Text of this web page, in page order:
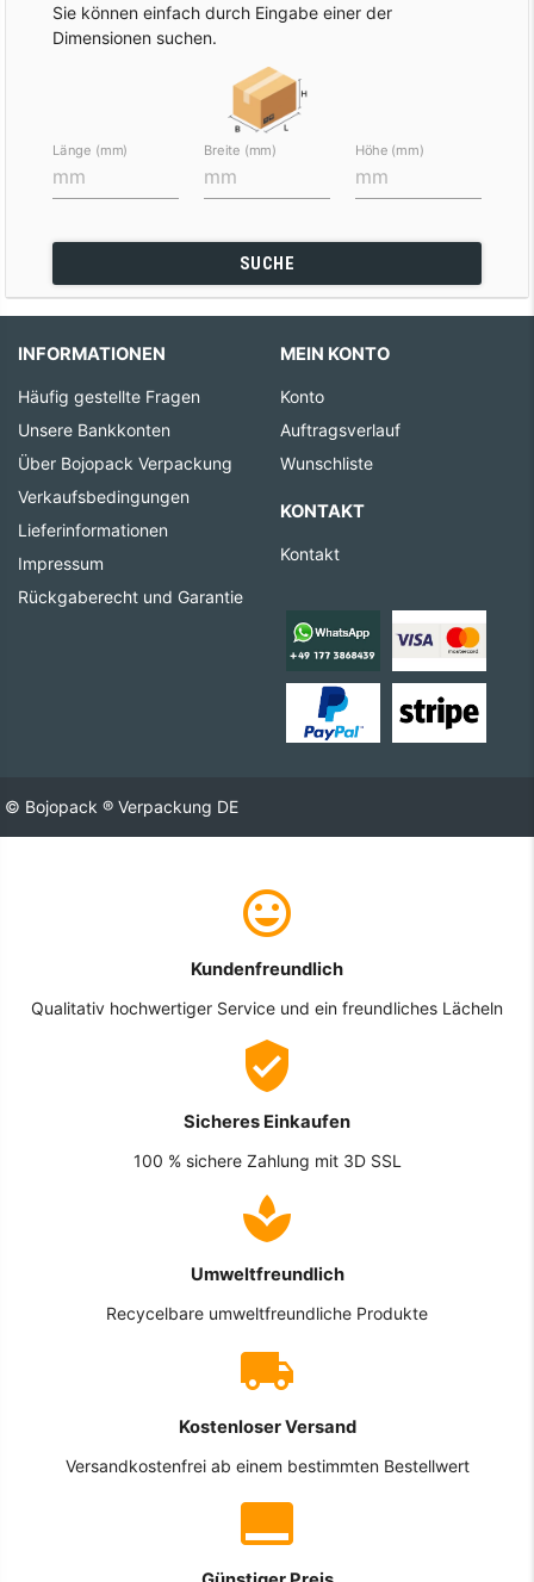
Sie können einfach durch Eingabe einer der
Dimensionen suchen.
Länge (mm) Breite (mm) Höhe (mm)
SUCHE
INFORMATIONEN
Häufig gestellte Fragen
Unsere Bankkonten
Über Bojopack Verpackung
Verkaufsbedingungen
Lieferinformationen
Impressum
Rückgaberecht und Garantie
MEIN KONTO
Konto
Auftragsverlauf
Wunschliste
KONTAKT
Kontakt
© Bojopack ® Verpackung DE
Kundenfreundlich
Qualitativ hochwertiger Service und ein freundliches Lächeln
Sicheres Einkaufen
100 % sichere Zahlung mit 3D SSL
Umweltfreundlich
Recycelbare umweltfreundliche Produkte
Kostenloser Versand
Versandkostenfrei ab einem bestimmten Bestellwert